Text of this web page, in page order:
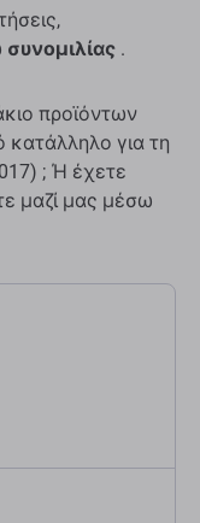
συνομιλίας .
προϊόντων
κατάλληλο για τη
; Ή έχετε
μαζί μας μέσω